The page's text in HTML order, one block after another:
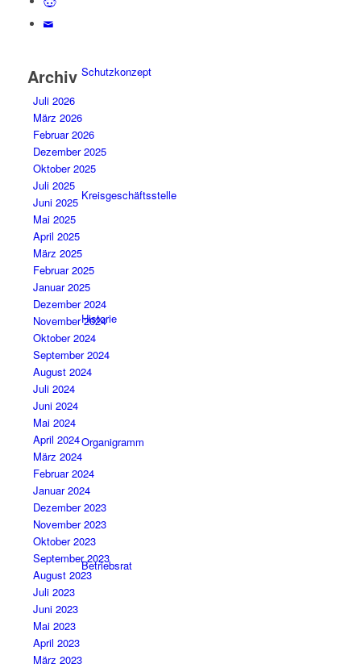
Schutzkonzept
Kreisgeschäftsstelle
Historie
Organigramm
Betriebsrat
Archiv
Juli 2026
März 2026
Februar 2026
Dezember 2025
Oktober 2025
Juli 2025
Juni 2025
Mai 2025
April 2025
März 2025
Februar 2025
Januar 2025
Dezember 2024
November 2024
Oktober 2024
September 2024
August 2024
Juli 2024
Juni 2024
Mai 2024
April 2024
März 2024
Februar 2024
Januar 2024
Dezember 2023
November 2023
Oktober 2023
September 2023
August 2023
Juli 2023
Juni 2023
Mai 2023
April 2023
März 2023